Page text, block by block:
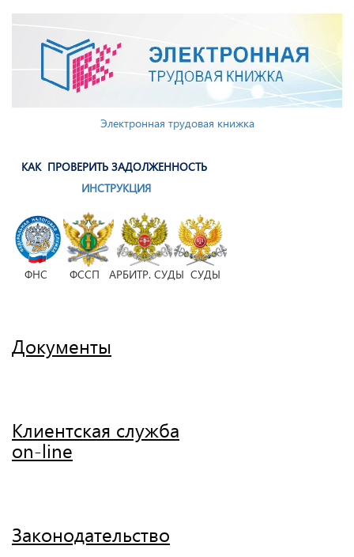
Электронная трудовая книжка
КАК ПРОВЕРИТЬ ЗАДОЛЖЕННОСТЬ
ИНСТРУКЦИЯ
ФНС ФССП АРБИТР. СУДЫ СУДЫ
Документы
Клиентская служба
on-line
Законодательство